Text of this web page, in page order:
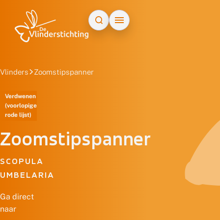
Vlinders Zoomstipspanner
Verdwenen
(voorlopige
rode lijst)
Zoomstipspanner
SCOPULA
UMBELARIA
Ga direct
naar